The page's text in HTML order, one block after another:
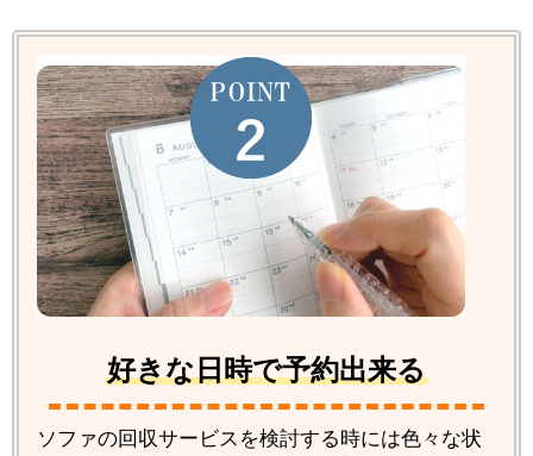
好きな日時で予約出来る
ソファの回収サービスを検討する時には色々な状